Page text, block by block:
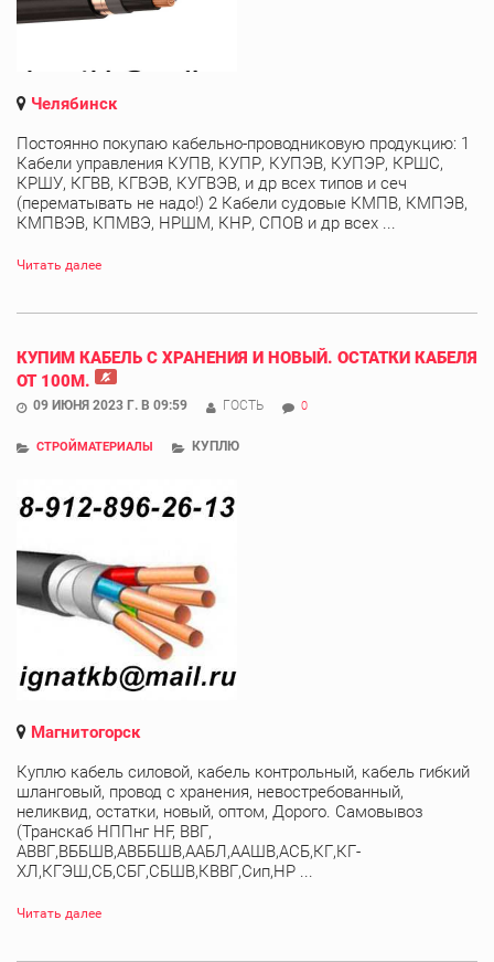
Челябинск
Постоянно покупаю кабельно-проводниковую продукцию: 1
Кабели управления КУПВ, КУПР, КУПЭВ, КУПЭР, КРШС,
КРШУ, КГВВ, КГВЭВ, КУГВЭВ, и др всех типов и сеч
(перематывать не надо!) 2 Кабели судовые КМПВ, КМПЭВ,
КМПВЭВ, КПМВЭ, НРШМ, КНР, СПОВ и др всех ...
Читать далее
КУПИМ КАБЕЛЬ С ХРАНЕНИЯ И НОВЫЙ. ОСТАТКИ КАБЕЛЯ
ОТ 100М.
09 ИЮНЯ 2023 Г. В 09:59 ГОСТЬ 0
СТРОЙМАТЕРИАЛЫ КУПЛЮ
Магнитогорск
Куплю кабель силовой, кабель контрольный, кабель гибкий
шланговый, провод с хранения, невостребованный,
неликвид, остатки, новый, оптом, Дорого. Самовывоз
(Транскаб НППнг HF, ВВГ,
АВВГ,ВББШВ,АВББШВ,ААБЛ,ААШВ,АСБ,КГ,КГ-
ХЛ,КГЭШ,СБ,СБГ,СБШВ,КВВГ,Сип,НР ...
Читать далее